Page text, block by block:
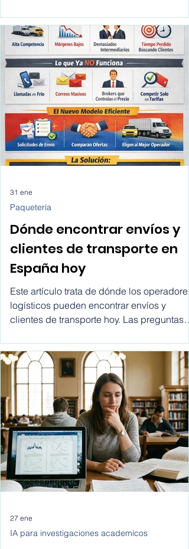
etc.
clientes. Esta guía práctica ayuda a
ecommerce y empresas a comparar
transportistas, entender sus opciones y
tomar mejores decisiones de envío de
rápida y transparente.
Dónde encontrar envíos y
clientes de transporte en
España hoy
Este artículo trata de dónde los operadores
clientes de transporte hoy. Las preguntas
más comunes que hacen los comerciales
son: ¿dónde encontrar clientes para
empresas de transporte? ¿cómo recibir
solicitudes de envío? ¿cómo dejar de
depender de intermediarios? Este artículo
responde a esas preguntas desde una
perspectiva práctica y al final te daremos
los pasos exactos de cómo conseguir
clientes transporte para tu empresa de
servicios lo
Paquetería